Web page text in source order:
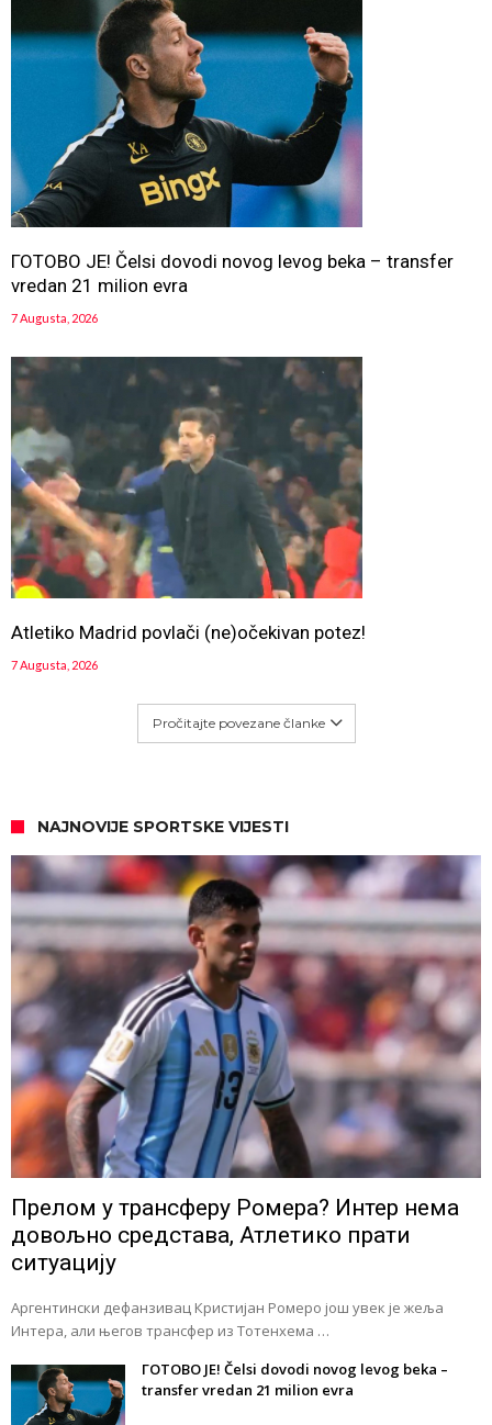
ГОТОВО ЈЕ! Čelsi dovodi novog levog beka – transfer
vredan 21 milion evra
7 Augusta, 2026
Atletiko Madrid povlači (ne)očekivan potez!
7 Augusta, 2026
Pročitajte povezane članke
NAJNOVIJE SPORTSKE VIJESTI
Прелом у трансферу Ромера? Интер нема
довољно средстава, Атлетико прати
ситуацију
Аргентински дефанзивац Кристијан Ромеро још увек је жеља
Интера, али његов трансфер из Тотенхема …
ГОТОВО ЈЕ! Čelsi dovodi novog levog beka –
transfer vredan 21 milion evra